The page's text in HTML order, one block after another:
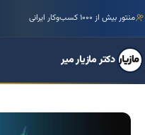
منتور بیش از ۱۰۰۰ کسب‌وکار ایرانی
دکتر مازیار میر